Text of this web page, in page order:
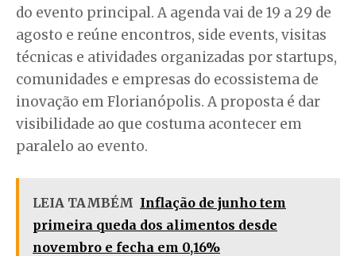
do evento principal. A agenda vai de 19 a 29 de
agosto e reúne encontros, side events, visitas
técnicas e atividades organizadas por startups,
comunidades e empresas do ecossistema de
inovação em Florianópolis. A proposta é dar
visibilidade ao que costuma acontecer em
paralelo ao evento.
LEIA TAMBÉM Inflação de junho tem
primeira queda dos alimentos desde
novembro e fecha em 0,16%